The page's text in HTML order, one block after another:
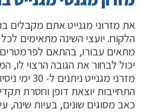
את מזרוני מגנייט אתם מקבלים
הלקוח. יועצי השינה מתאימים
מתאים עבורו, בהתאם לפרמטרים
יכול לבחור את הגובה הרצוי לו,
מזרני
התחייבות יוצאת דופן וחסרת
כאב מסוגים שונים, בעיות שינה,